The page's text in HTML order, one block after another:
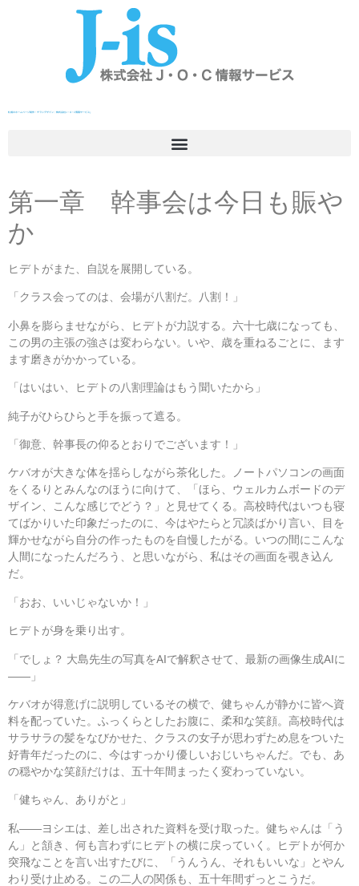
札幌のホームページ制作・チラシデザイン｜株式会社J・O・C情報サービス」
第一章 幹事会は今日も賑や
か
ヒデトがまた、自説を展開している。
「クラス会ってのは、会場が八割だ。八割！」
小鼻を膨らませながら、ヒデトが力説する。六十七歳になっても、
この男の主張の強さは変わらない。いや、歳を重ねるごとに、ます
ます磨きがかかっている。
「はいはい、ヒデトの八割理論はもう聞いたから」
純子がひらひらと手を振って遮る。
「御意、幹事長の仰るとおりでございます！」
ケバオが大きな体を揺らしながら茶化した。ノートパソコンの画面
をくるりとみんなのほうに向けて、「ほら、ウェルカムボードのデ
ザイン、こんな感じでどう？」と見せてくる。高校時代はいつも寝
てばかりいた印象だったのに、今はやたらと冗談ばかり言い、目を
輝かせながら自分の作ったものを自慢したがる。いつの間にこんな
人間になったんだろう、と思いながら、私はその画面を覗き込ん
だ。
「おお、いいじゃないか！」
ヒデトが身を乗り出す。
「でしょ？ 大島先生の写真をAIで解釈させて、最新の画像生成AIに
――」
ケバオが得意げに説明しているその横で、健ちゃんが静かに皆へ資
料を配っていた。ふっくらとしたお腹に、柔和な笑顔。高校時代は
サラサラの髪をなびかせた、クラスの女子が思わずため息をついた
好青年だったのに、今はすっかり優しいおじいちゃんだ。でも、あ
の穏やかな笑顔だけは、五十年間まったく変わっていない。
「健ちゃん、ありがと」
私――ヨシエは、差し出された資料を受け取った。健ちゃんは「う
ん」と頷き、何も言わずにヒデトの横に戻っていく。ヒデトが何か
突飛なことを言い出すたびに、「うんうん、それもいいな」とやん
わり受け止める。この二人の関係も、五十年間ずっとこうだ。